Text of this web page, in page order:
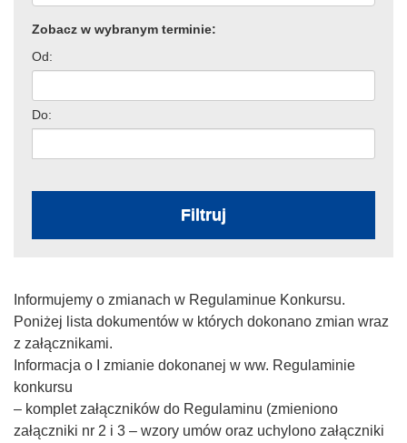
Zobacz w wybranym terminie:
Od:
Do:
Filtruj
Informujemy o zmianach w Regulaminue Konkursu.
Poniżej lista dokumentów w których dokonano zmian wraz
z załącznikami.
Informacja o I zmianie dokonanej w ww. Regulaminie
konkursu
– komplet załączników do Regulaminu (zmieniono
załączniki nr 2 i 3 – wzory umów oraz uchylono załączniki